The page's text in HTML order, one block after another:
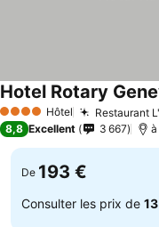
4 Étoiles Hôtel Restaurant
Hotel Rotary
8,8 Excellent 3 667 à
De 193 €
Consulter les prix de